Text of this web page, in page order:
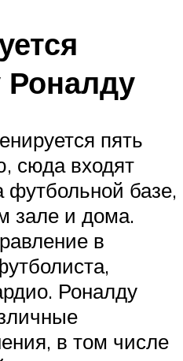
пять
сюда входят
футбольной базе,
зале и дома.
в
Роналду
в том числе